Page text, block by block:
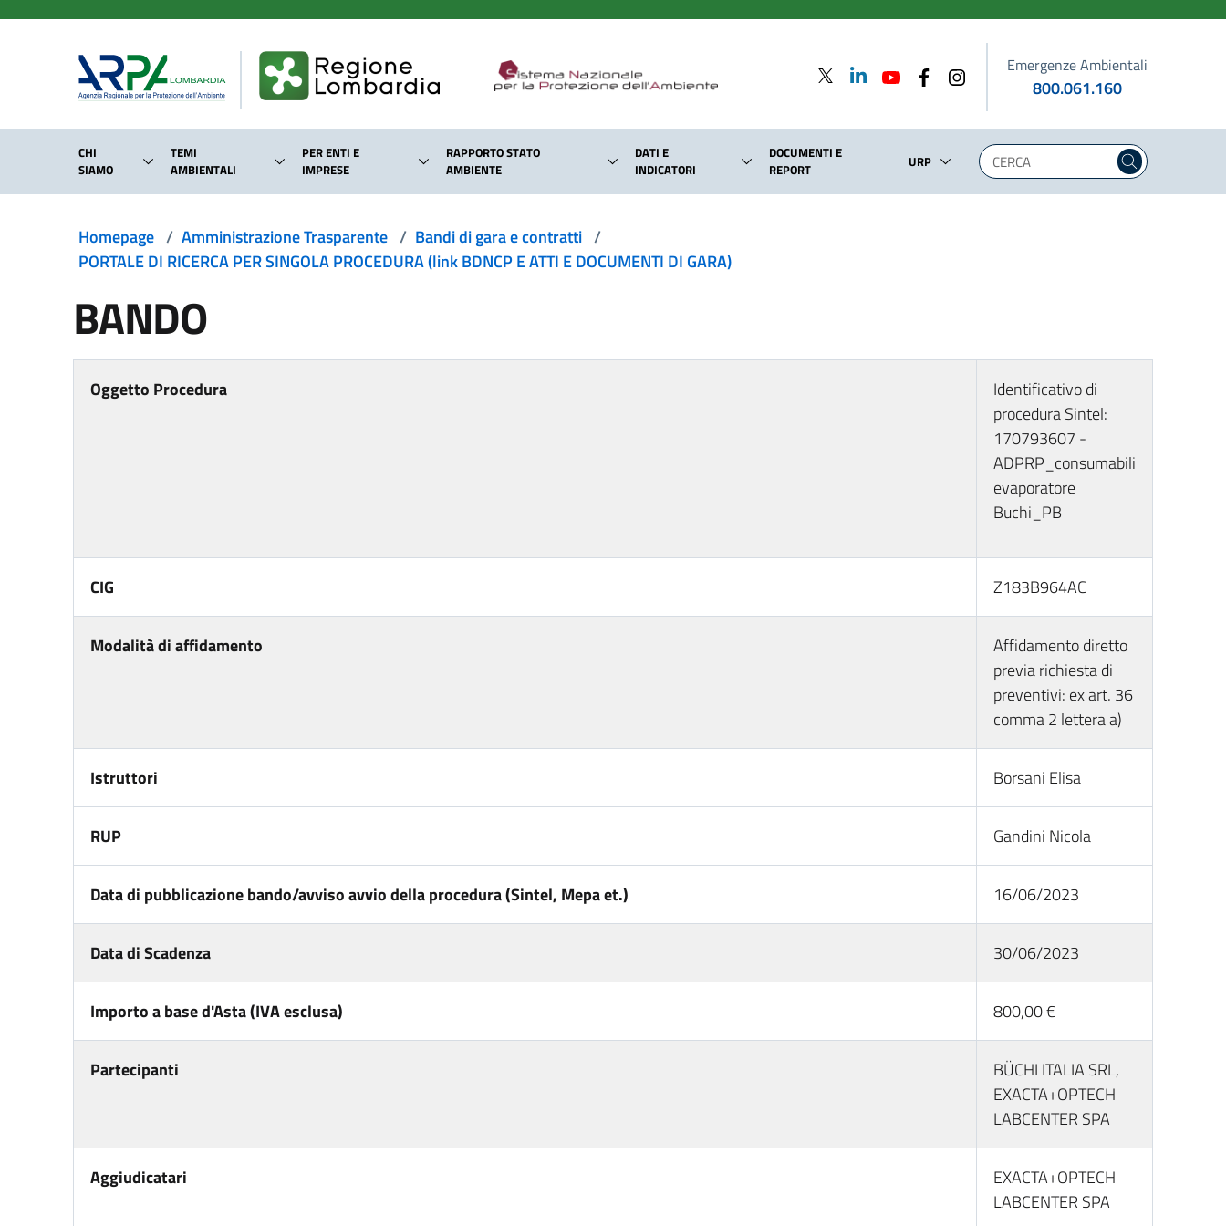
Emergenze Ambientali
800.061.160
CHI
SIAMO
TEMI
AMBIENTALI
PER ENTI E
IMPRESE
RAPPORTO STATO
AMBIENTE
DATI E
INDICATORI
DOCUMENTI E
REPORT
URP
Homepage / Amministrazione Trasparente / Bandi di gara e contratti /
PORTALE DI RICERCA PER SINGOLA PROCEDURA (link BDNCP E ATTI E DOCUMENTI DI GARA)
BANDO
Oggetto Procedura
Identificativo di
procedura Sintel:
170793607 -
ADPRP_consumabili
evaporatore
Buchi_PB
CIG Z183B964AC
Modalità di affidamento
Affidamento diretto
previa richiesta di
preventivi: ex art. 36
comma 2 lettera a)
Istruttori Borsani Elisa
RUP Gandini Nicola
Data di pubblicazione bando/avviso avvio della procedura (Sintel, Mepa et.) 16/06/2023
Data di Scadenza 30/06/2023
Importo a base d'Asta (IVA esclusa) 800,00 €
Partecipanti
BÜCHI ITALIA SRL,
EXACTA+OPTECH
LABCENTER SPA
Aggiudicatari
EXACTA+OPTECH
LABCENTER SPA